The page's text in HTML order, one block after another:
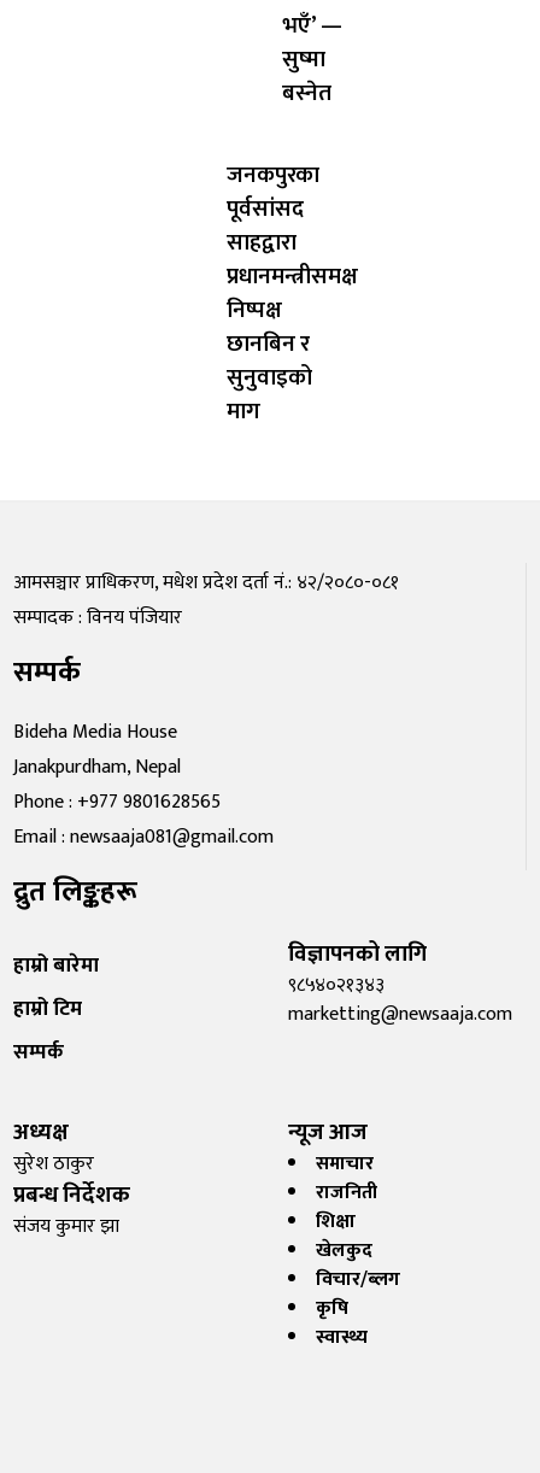
भएँ’ —
सुष्मा
बस्नेत
जनकपुरका
पूर्वसांसद
साहद्वारा
प्रधानमन्त्रीसमक्ष
निष्पक्ष
छानबिन र
सुनुवाइको
माग
आमसञ्चार प्राधिकरण, मधेश प्रदेश दर्ता नं.: ४२/२०८०-०८१
सम्पादक : विनय पंजियार
सम्पर्क
Bideha Media House
Janakpurdham, Nepal
Phone : +977 9801628565
Email : newsaaja081@gmail.com
द्रुत लिङ्कहरू
हाम्रो बारेमा
हाम्रो टिम
सम्पर्क
विज्ञापनको लागि
९८५४०२१३४३
marketting@newsaaja.com
अध्यक्ष
सुरेश ठाकुर
प्रबन्ध निर्देशक
संजय कुमार झा
न्यूज आज
समाचार
राजनिती
शिक्षा
खेलकुद
विचार/ब्लग
कृषि
स्वास्थ्य